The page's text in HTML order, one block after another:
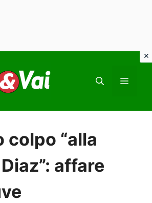
colpo “alla
affare